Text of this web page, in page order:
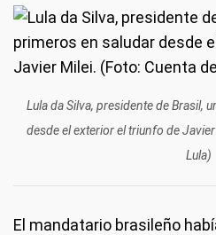
Lula da Silva, presidente de Brasil,
desde el exterior el triunfo de
Lula)
El mandatario brasileño